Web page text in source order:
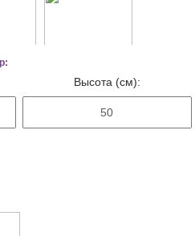
Высота (см):